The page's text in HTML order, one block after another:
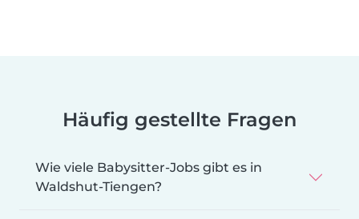
Häufig gestellte Fragen
Wie viele Babysitter-Jobs gibt es in
Waldshut-Tiengen?